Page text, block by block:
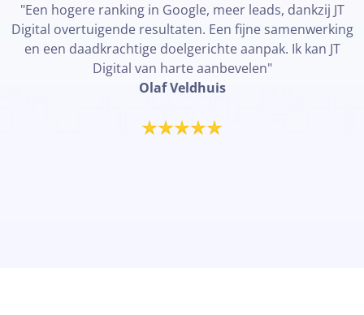
"Een hogere ranking in Google, meer leads, dankzij JT
Digital overtuigende resultaten. Een fijne samenwerking
en een daadkrachtige doelgerichte aanpak. Ik kan JT
Digital van harte aanbevelen"
Olaf Veldhuis